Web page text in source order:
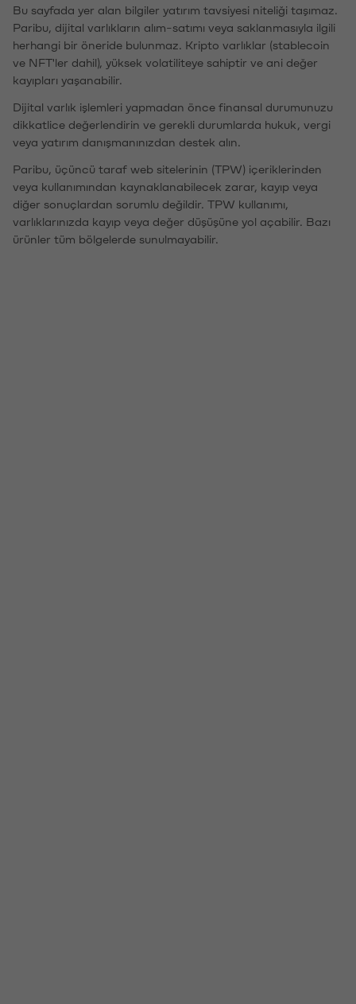
Bu sayfada yer alan bilgiler yatırım tavsiyesi niteliği taşımaz.
Paribu, dijital varlıkların alım-satımı veya saklanmasıyla ilgili
herhangi bir öneride bulunmaz. Kripto varlıklar (stablecoin
ve NFT'ler dahil), yüksek volatiliteye sahiptir ve ani değer
kayıpları yaşanabilir.
Dijital varlık işlemleri yapmadan önce finansal durumunuzu
dikkatlice değerlendirin ve gerekli durumlarda hukuk, vergi
veya yatırım danışmanınızdan destek alın.
Paribu, üçüncü taraf web sitelerinin (TPW) içeriklerinden
veya kullanımından kaynaklanabilecek zarar, kayıp veya
diğer sonuçlardan sorumlu değildir. TPW kullanımı,
varlıklarınızda kayıp veya değer düşüşüne yol açabilir. Bazı
ürünler tüm bölgelerde sunulmayabilir.